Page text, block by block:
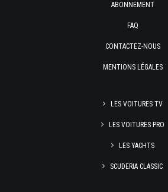
ABONNEMENT
FAQ
CONTACTEZ-NOUS
MENTIONS LÉGALES
LES VOITURES TV
LES VOITURES PRO
LES YACHTS
SCUDERIA CLASSIC